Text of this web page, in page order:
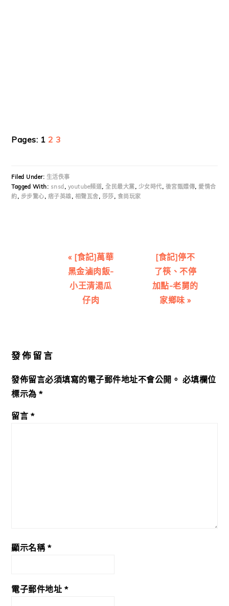
Pages: Page
1 Page
2 Page
3
Filed Under: 生活佚事
Tagged With: snsd , youtube頻道,全民最大黨, 少女時代, 後宮甄嬛傳, 愛情合
約, 步步驚心, 痞子英雄, 相聲瓦舍, 莎莎, 食尚玩家
Previous
Post:
« [食記]萬華
黑金滷肉飯-
小王清湯瓜
仔肉
Next
Post:
[食記]停不
了筷、不停
加點-老舅的
家鄉味 »
發佈留言
發佈留言必須填寫的電子郵件地址不會公開。 必填欄位
標示為*
留言 *
顯示名稱 *
電子郵件地址 *